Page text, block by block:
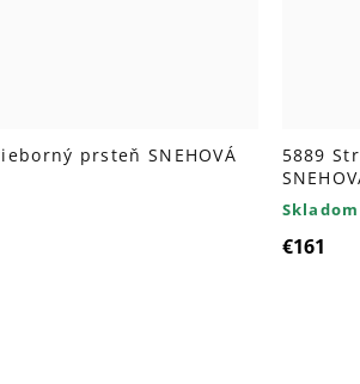
prsteň SNEHOVÁ
5889
Skladom
€161